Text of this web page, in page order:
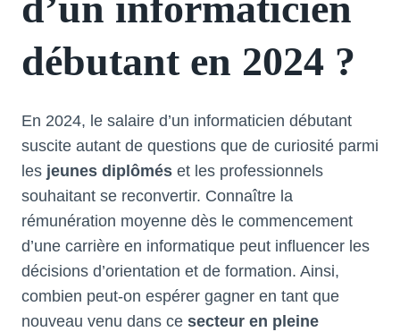
débutant en 2024 ?
En 2024, le salaire d’un informaticien débutant
suscite autant de questions que de curiosité parmi
les jeunes diplômés et les professionnels
souhaitant se reconvertir. Connaître la
rémunération moyenne dès le commencement
d’une carrière en informatique peut influencer les
décisions d’orientation et de formation. Ainsi,
combien peut-on espérer gagner en tant que
nouveau venu dans ce secteur en pleine